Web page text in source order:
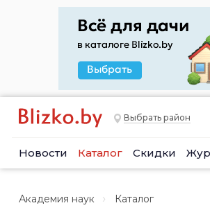
Выбрать район
Новости Каталог Скидки
Академия наук Каталог